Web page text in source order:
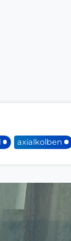
axialkolben